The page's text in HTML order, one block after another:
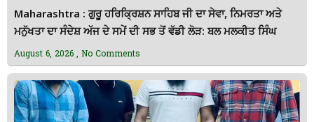
Maharashtra : ਗੁਰੂ ਹਰਿਕ੍ਰਿਸ਼ਨ ਸਾਹਿਬ ਜੀ ਦਾ ਸੇਵਾ, ਨਿਮਰਤਾ ਅਤੇ
ਮਨੁੱਖਤਾ ਦਾ ਸੰਦੇਸ਼ ਅੱਜ ਦੇ ਸਮੇਂ ਦੀ ਸਭ ਤੋਂ ਵੱਡੀ ਲੋੜ: ਬਲ ਮਲਕੀਤ ਸਿੰਘ
August 6, 2026 No Comments